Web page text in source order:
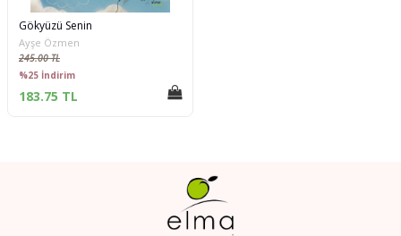
Gökyüzü Senin
Ayşe Özmen
245.00 TL
%25 İndirim
183.75 TL